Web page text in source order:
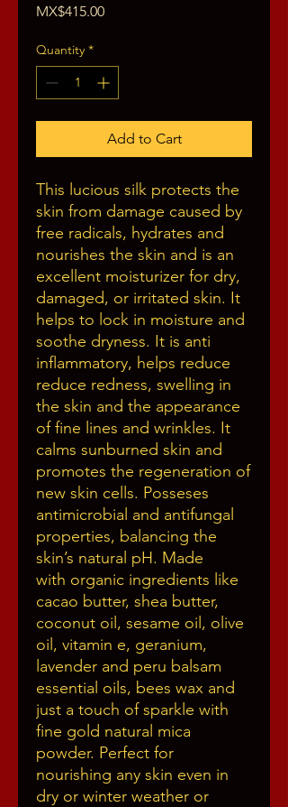
MX$415.00Price
Quantity *
Add to Cart
This lucious silk protects the
skin from damage caused by
free radicals, hydrates and
nourishes the skin and is an
excellent moisturizer for dry,
damaged, or irritated skin. It
helps to lock in moisture and
soothe dryness. It is anti
inflammatory, helps reduce
reduce redness, swelling in
the skin and the appearance
of fine lines and wrinkles. It
calms sunburned skin and
promotes the regeneration of
new skin cells. Posseses
antimicrobial and antifungal
properties, balancing the
skin’s natural pH. Made
with organic ingredients like
cacao butter, shea butter,
coconut oil, sesame oil, olive
oil, vitamin e, geranium,
lavender and peru balsam
essential oils, bees wax and
just a touch of sparkle with
fine gold natural mica
powder. Perfect for
nourishing any skin even in
dry or winter weather or